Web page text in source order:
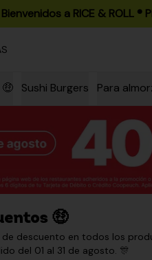
Bienvenidos a RICE & ROLL
Sushi Burgers Para
🤑
de descuento en todos los
del 01 al 31 de agosto. 🎊